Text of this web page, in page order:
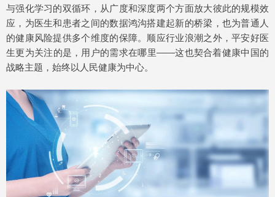
与强化学习的双循环，从广度和深度两个方面放大彼此的规模效
应，为医生和患者之间的数据鸿沟搭建起新的桥梁，也为普通人
的健康风险提供多个维度的保障。顺应行业浪潮之外，平安好医
生更为关注的是，用户的需求在哪里——这也契合着健康中国的
战略主题，始终以人民健康为中心。